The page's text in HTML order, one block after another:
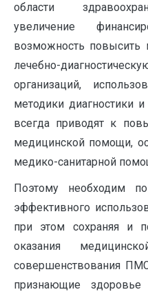
области
увеличение
возможность повысить
лечебно-
организаций,
методики диагностики
всегда приводят к
медицинской помощи,
медико-санитарной
Поэтому необходим
эффективного
при этом сохраняя и
оказания
совершенствования
признающие здоровье